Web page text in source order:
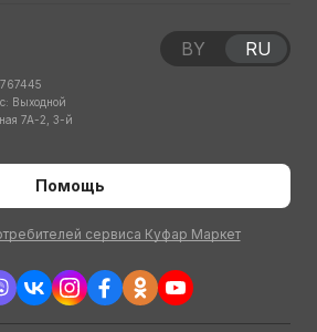
Выходной
7А-2, 3-й
Помощь
сервиса Куфар Маркет
BY RU